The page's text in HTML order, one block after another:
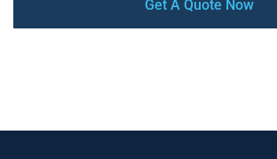
Get A Quote Now